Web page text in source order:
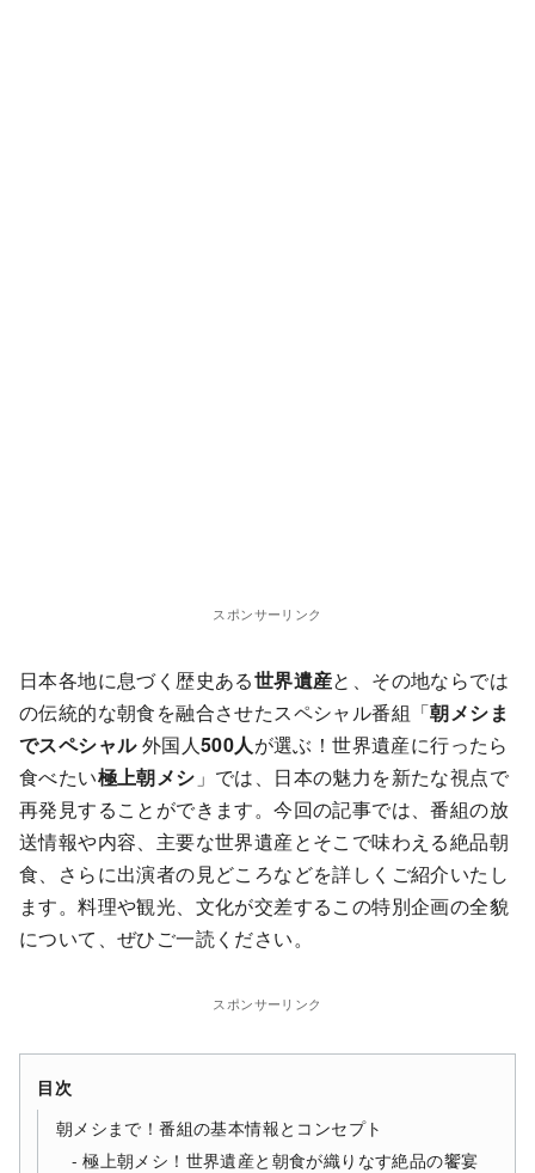
スポンサーリンク
日本各地に息づく歴史ある世界遺産と、その地ならでは
の伝統的な朝食を融合させたスペシャル番組「朝メシま
でスペシャル外国人500人が選ぶ！世界遺産に行ったら
食べたい極上朝メシ 」では、日本の魅力を新たな視点で
再発見することができます。今回の記事では、番組の放
送情報や内容、主要な世界遺産とそこで味わえる絶品朝
食、さらに出演者の見どころなどを詳しくご紹介いたし
ます。料理や観光、文化が交差するこの特別企画の全貌
について、ぜひご一読ください。
スポンサーリンク
目次
朝メシまで！番組の基本情報とコンセプト
極上朝メシ！世界遺産と朝食が織りなす絶品の饗宴